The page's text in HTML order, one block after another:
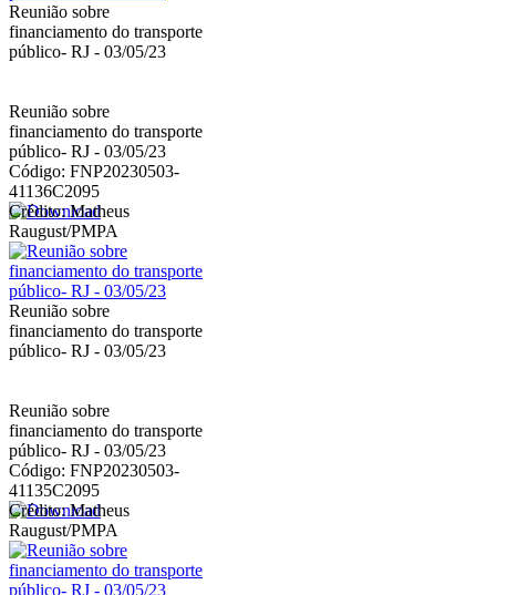
Reunião sobre
financiamento do transporte
público- RJ - 03/05/23
Reunião sobre
financiamento do transporte
público- RJ - 03/05/23
Código: FNP20230503-
41136C2095
Crédito: Matheus
Raugust/PMPA
Reunião sobre
financiamento do transporte
público- RJ - 03/05/23
Reunião sobre
financiamento do transporte
público- RJ - 03/05/23
Código: FNP20230503-
41135C2095
Crédito: Matheus
Raugust/PMPA